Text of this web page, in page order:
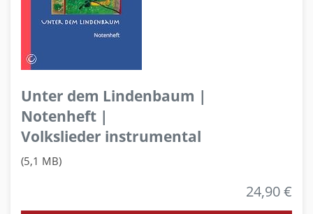
Unter dem Lindenbaum |
Notenheft |
Volkslieder instrumental
(5,1 MB)
24,90 €